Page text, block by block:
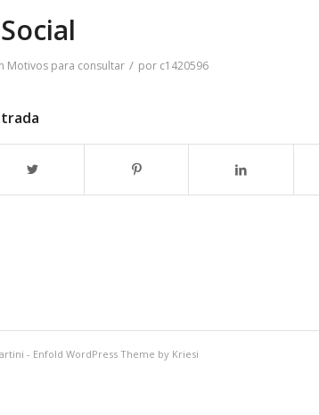
Motivos para consultar / por c1420596
- Enfold WordPress Theme by Kriesi